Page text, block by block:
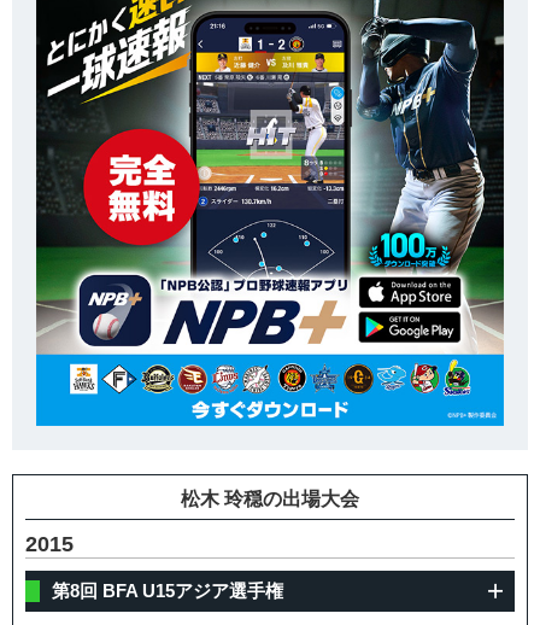
松木 玲穏の出場大会
2015
第8回 BFA U15アジア選手権